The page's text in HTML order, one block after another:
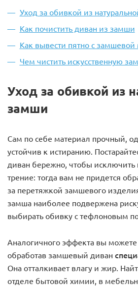
Уход за обивкой из
Как почистить диван из замши
Как вывести пятно с
Чем чистить искусственную
Уход за обивкой из
замши
Сам по себе материал прочный,
устойчив к истиранию.
диван бережно, чтобы
трение: тогда вам не придется
за перетяжкой замшевого
замша наиболее подвержена
выбирать обивку с тефлоновым
Аналогичного эффекта вы можете
обработав замшевый диван
Она отталкивает влагу и жир.
отделе бытовой химии, в